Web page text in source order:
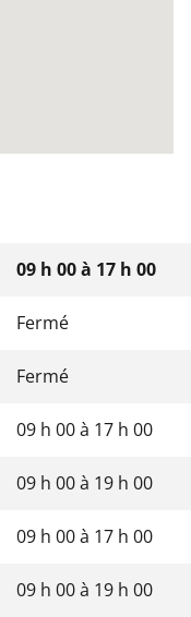
09 h 00à 17 h 00
Fermé
Fermé
09 h 00à 17 h 00
09 h 00à 19 h 00
09 h 00à 17 h 00
09 h 00à 19 h 00